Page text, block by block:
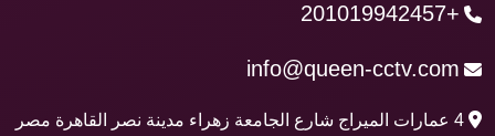
+201019942457
info@queen-cctv.com
4 عمارات الميراج شارع الجامعة زهراء مدينة نصر القاهرة مصر